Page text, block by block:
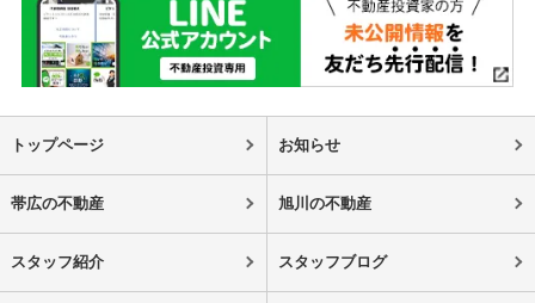
トップページ お知らせ
帯広の不動産 旭川の不動産
スタッフ紹介 スタッフブログ